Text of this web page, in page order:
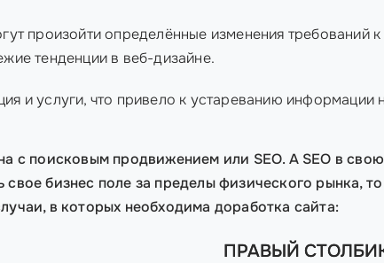
произойти определённые изменения требований
тенденции в веб-дизайне.
и услуги, что привело к устареванию информации
с поисковым продвижением или SEO. А SEO в
бизнес поле за пределы физического рынка,
в которых необходима доработка сайта:
ПРАВЫЙ